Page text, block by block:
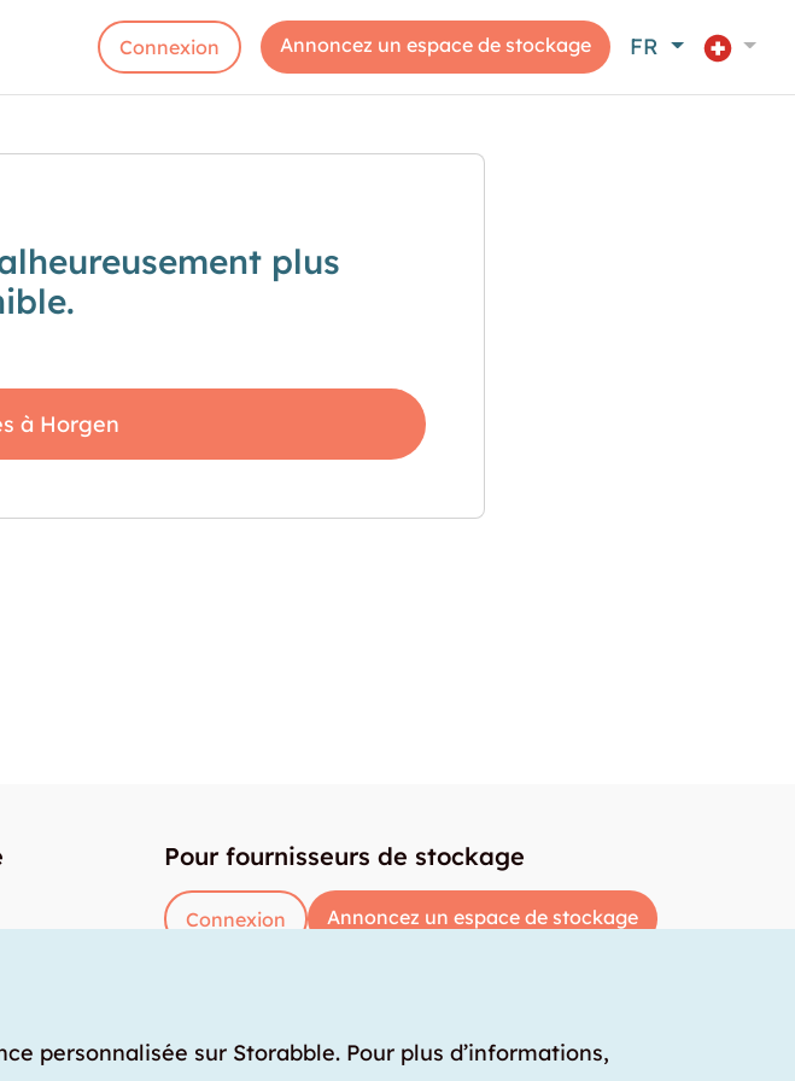
Connexion Annoncez un espace de stockage FR
plus
à Horgen
garde-meuble?
Pour fournisseurs de stockage
Connexion Annoncez un espace de stockage
personnalisée sur Storabble. Pour plus d’informations,